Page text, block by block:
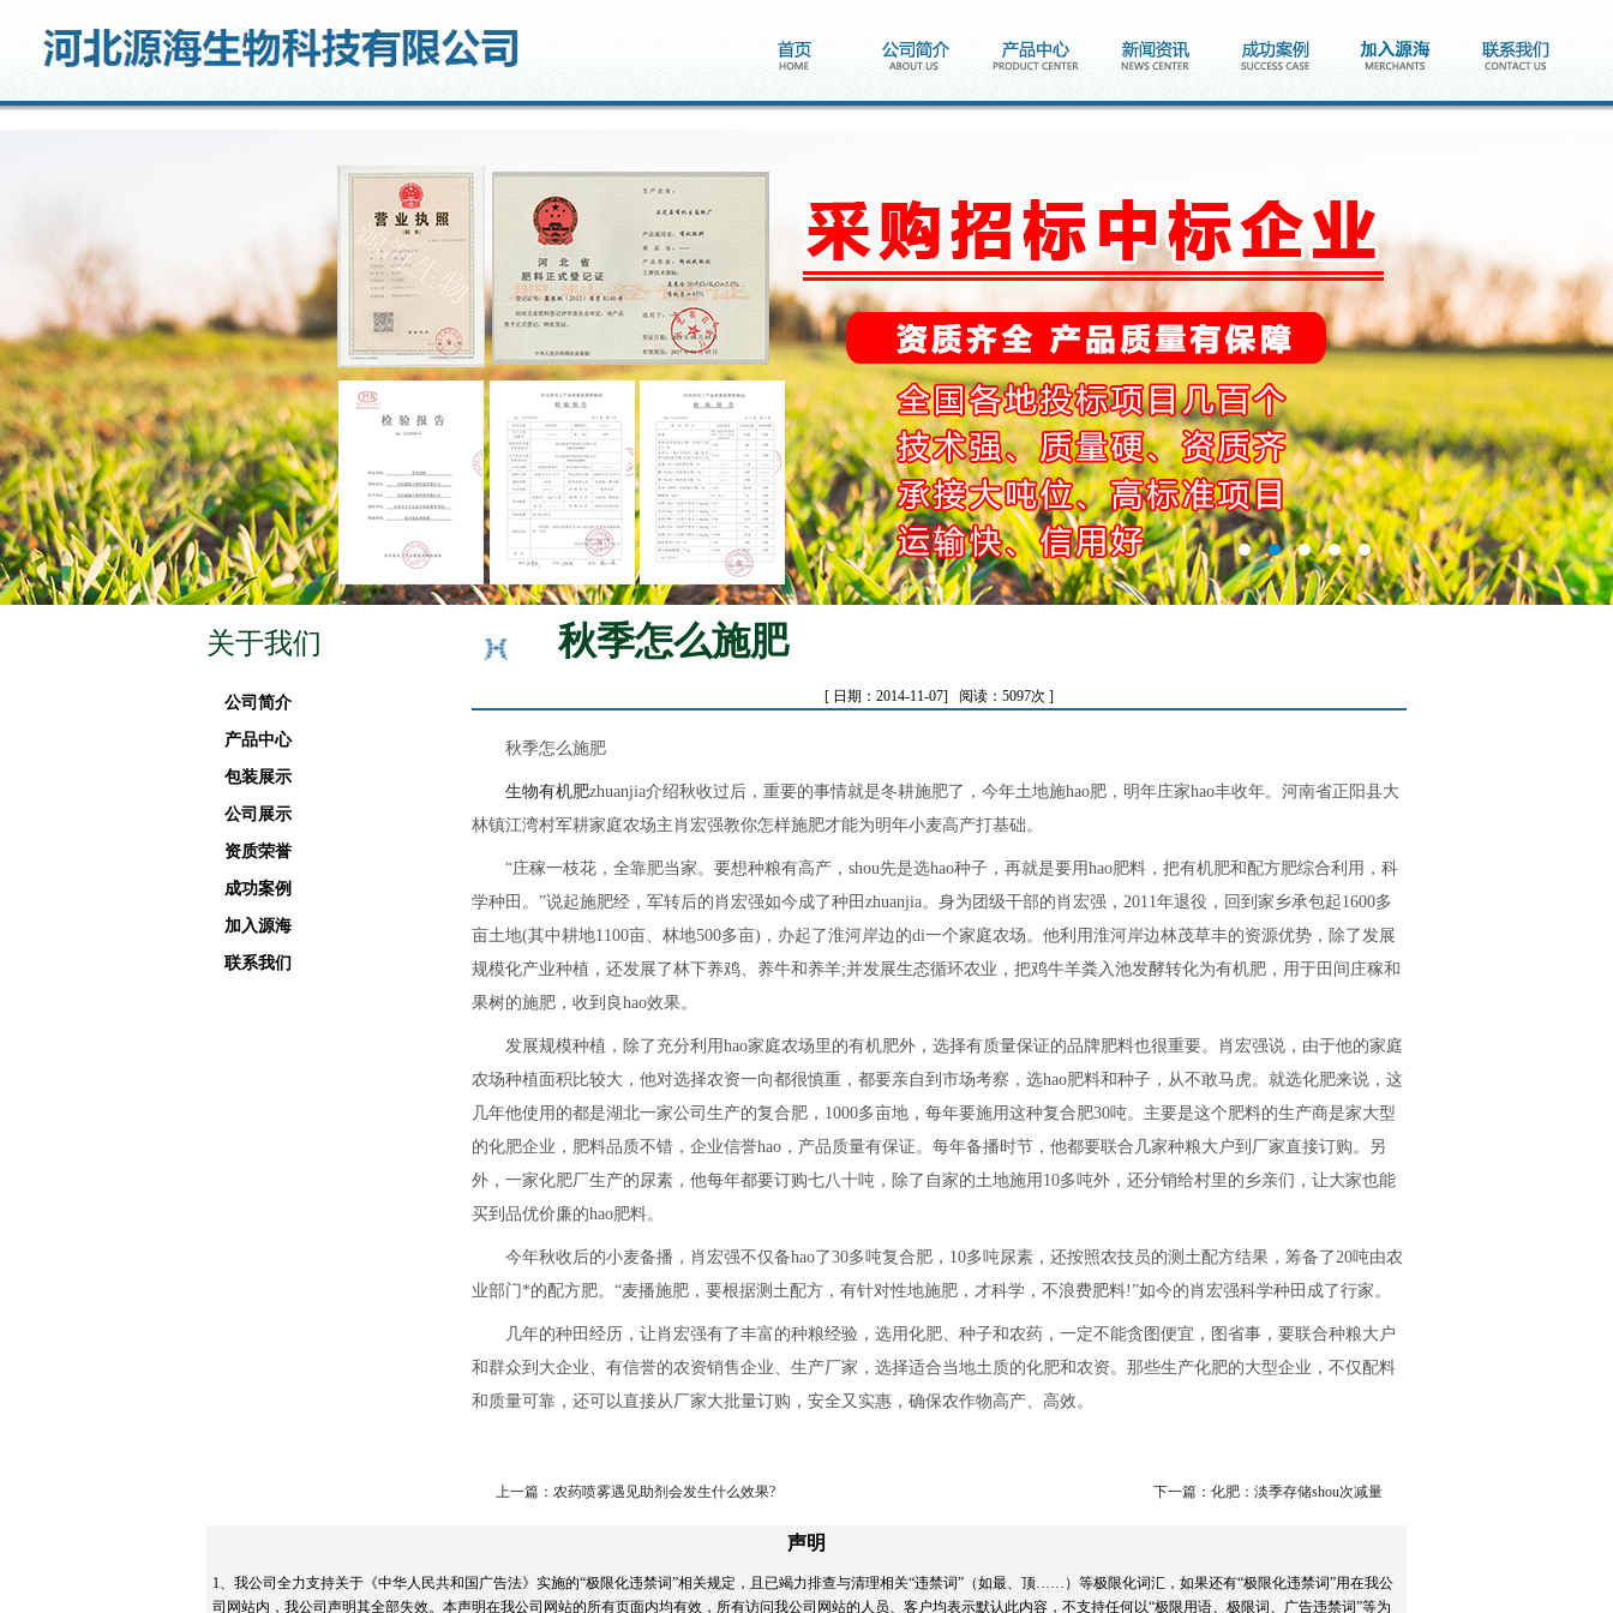
关于我们
公司简介
产品中心
包装展示
公司展示
资质荣誉
成功案例
加入源海
联系我们
秋季怎么施肥
[ 日期：2014-11-07] 阅读：5097次 ]
秋季怎么施肥
生物有机肥zhuanjia介绍秋收过后，重要的事情就是冬耕施肥了，今年土地施hao肥，明年庄家hao丰收年。河南省正阳县大
林镇江湾村军耕家庭农场主肖宏强教你怎样施肥才能为明年小麦高产打基础。
“庄稼一枝花，全靠肥当家。要想种粮有高产，shou先是选hao种子，再就是要用hao肥料，把有机肥和配方肥综合利用，科
学种田。”说起施肥经，军转后的肖宏强如今成了种田zhuanjia。身为团级干部的肖宏强，2011年退役，回到家乡承包起1600多
亩土地(其中耕地1100亩、林地500多亩)，办起了淮河岸边的di一个家庭农场。他利用淮河岸边林茂草丰的资源优势，除了发展
规模化产业种植，还发展了林下养鸡、养牛和养羊;并发展生态循环农业，把鸡牛羊粪入池发酵转化为有机肥，用于田间庄稼和
果树的施肥，收到良hao效果。
发展规模种植，除了充分利用hao家庭农场里的有机肥外，选择有质量保证的品牌肥料也很重要。肖宏强说，由于他的家庭
农场种植面积比较大，他对选择农资一向都很慎重，都要亲自到市场考察，选hao肥料和种子，从不敢马虎。就选化肥来说，这
几年他使用的都是湖北一家公司生产的复合肥，1000多亩地，每年要施用这种复合肥30吨。主要是这个肥料的生产商是家大型
的化肥企业，肥料品质不错，企业信誉hao，产品质量有保证。每年备播时节，他都要联合几家种粮大户到厂家直接订购。另
外，一家化肥厂生产的尿素，他每年都要订购七八十吨，除了自家的土地施用10多吨外，还分销给村里的乡亲们，让大家也能
买到品优价廉的hao肥料。
今年秋收后的小麦备播，肖宏强不仅备hao了30多吨复合肥，10多吨尿素，还按照农技员的测土配方结果，筹备了20吨由农
业部门*的配方肥。“麦播施肥，要根据测土配方，有针对性地施肥，才科学，不浪费肥料!”如今的肖宏强科学种田成了行家。
几年的种田经历，让肖宏强有了丰富的种粮经验，选用化肥、种子和农药，一定不能贪图便宜，图省事，要联合种粮大户
和群众到大企业、有信誉的农资销售企业、生产厂家，选择适合当地土质的化肥和农资。那些生产化肥的大型企业，不仅配料
和质量可靠，还可以直接从厂家大批量订购，安全又实惠，确保农作物高产、高效。
上一篇：农药喷雾遇见助剂会发生什么效果? 下一篇：化肥：淡季存储shou次减量
声明
1、我公司全力支持关于《中华人民共和国广告法》实施的“极限化违禁词”相关规定，且已竭力排查与清理相关“违禁词”（如最、顶……）等极限化词汇，如果还有“极限化违禁词”用在我公
司网站内，我公司声明其全部失效。本声明在我公司网站的所有页面内均有效，所有访问我公司网站的人员、客户均表示默认此内容，不支持任何以“极限用语、极限词、广告违禁词”等为